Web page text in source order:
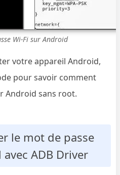
Wi-Fi sur Android
votre appareil Android,
pour savoir comment
Android sans root.
le mot de passe
ADB Driver